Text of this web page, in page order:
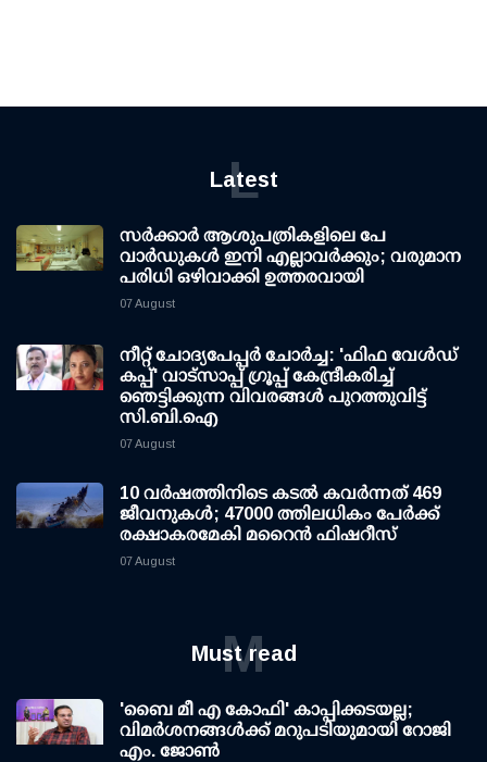
Latest
L
സര്‍ക്കാര്‍ ആശുപത്രികളിലെ പേ
വാര്‍ഡുകള്‍ ഇനി എല്ലാവര്‍ക്കും; വരുമാന
പരിധി ഒഴിവാക്കി ഉത്തരവായി
07 August
നീറ്റ് ചോദ്യപേപ്പര്‍ ചോര്‍ച്ച: 'ഫിഫ വേള്‍ഡ്
കപ്പ്' വാട്സാപ്പ് ഗ്രൂപ്പ് കേന്ദ്രീകരിച്ച്
ഞെട്ടിക്കുന്ന വിവരങ്ങള്‍ പുറത്തുവിട്ട്
സി.ബി.ഐ
07 August
10 വര്‍ഷത്തിനിടെ കടല്‍ കവര്‍ന്നത് 469
ജീവനുകള്‍; 47000 ത്തിലധികം പേര്‍ക്ക്
രക്ഷാകരമേകി മറൈന്‍ ഫിഷറീസ്
07 August
Must read
M
'ബൈ മീ എ കോഫി' കാപ്പിക്കടയല്ല;
വിമര്‍ശനങ്ങള്‍ക്ക് മറുപടിയുമായി റോജി
എം. ജോണ്‍